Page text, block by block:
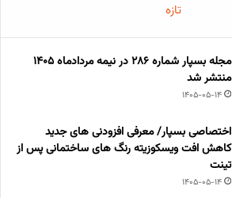
تازه
مجله بسپار شماره 286 در نیمه مردادماه 1405
منتشر شد
1405-05-14
اختصاصی بسپار/ معرفی افزودنی های جدید
کاهش افت ویسکوزیته رنگ های ساختمانی پس از
تینت
1405-05-14